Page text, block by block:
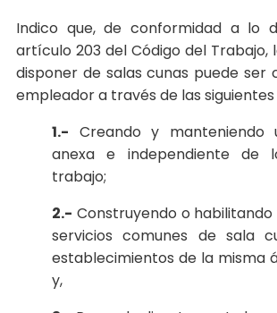
Indico que, de conformidad a lo
artículo 203 del Código del Trabajo,
disponer de salas cunas puede ser
empleador a través de las
1.- Creando y manteniendo
anexa e independiente de
trabajo;
2.- Construyendo o
servicios comunes de sala
establecimientos de la misma
y,